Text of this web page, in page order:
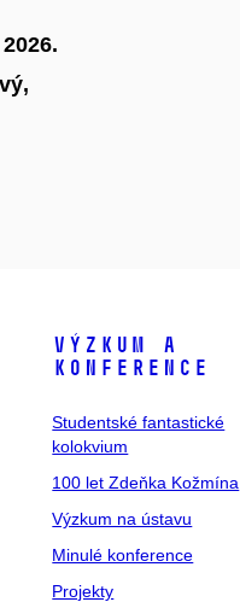
.
Výzkum a
konference
Studentské fantastické
kolokvium
100 let Zdeňka Kožmína
Výzkum na ústavu
Minulé konference
Projekty